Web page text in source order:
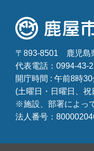
〒893-8501
鹿児島
代表電話：0994-43-
開庁時間 : 午前8時
(土曜日・日曜日、
※施設、部署によっ
法人番号：